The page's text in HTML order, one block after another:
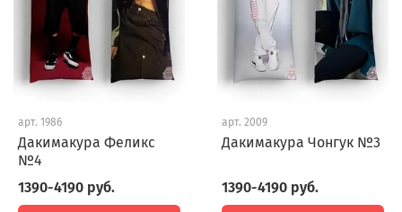
арт. 1986
Дакимакура Феликс
№4
1390-4190 руб.
арт. 2009
Дакимакура Чонгук №3
1390-4190 руб.